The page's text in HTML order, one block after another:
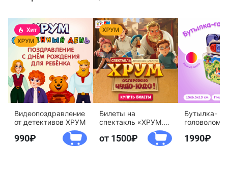
Видеопоздравление
от детективов ХРУМ
990
Билеты на
спектакль «ХРУМ.
Осторожно, Чудо-
Юдо!»
от 1500
Бутылка-
агентство
1990